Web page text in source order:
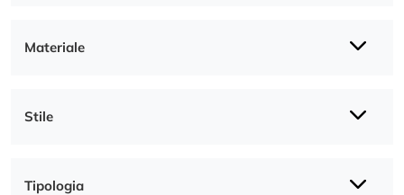
Materiale
Stile
Tipologia